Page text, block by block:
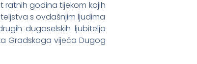
ratnih godina tijekom kojih
s ovdašnjim ljudima
dugoselskih ljubitelja
Gradskoga vijeća Dugog